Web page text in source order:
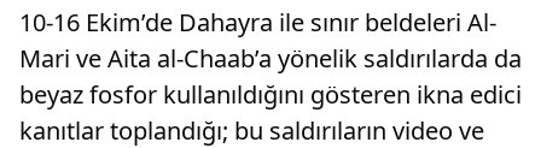
10-16 Ekim’de Dahayra ile sınır beldeleri Al-
Mari ve Aita al-Chaab’a yönelik saldırılarda da
beyaz fosfor kullanıldığını gösteren ikna edici
kanıtlar toplandığı; bu saldırıların video ve